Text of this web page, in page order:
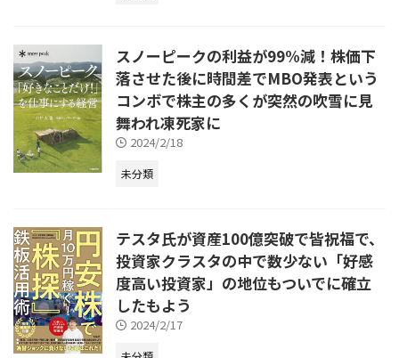
スノーピークの利益が99%減！株価下
落させた後に時間差でMBO発表という
コンボで株主の多くが突然の吹雪に見
舞われ凍死家に
2024/2/18
未分類
テスタ氏が資産100億突破で皆祝福で、
投資家クラスタの中で数少ない「好感
度高い投資家」の地位もついでに確立
したもよう
2024/2/17